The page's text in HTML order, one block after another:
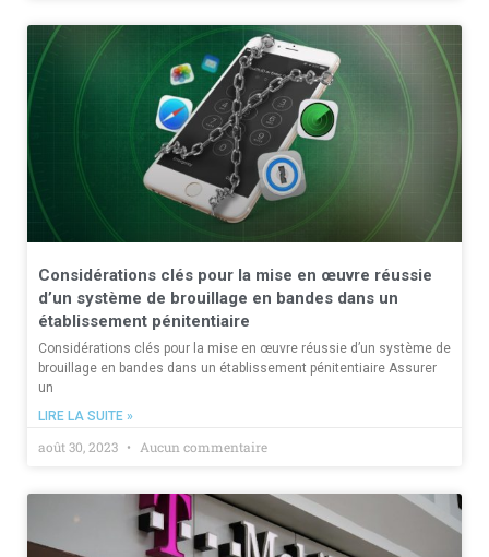
Considérations clés pour la mise en œuvre réussie
d’un système de brouillage en bandes dans un
établissement pénitentiaire
Considérations clés pour la mise en œuvre réussie d’un système de
brouillage en bandes dans un établissement pénitentiaire Assurer
un
LIRE LA SUITE »
août 30, 2023 Aucun commentaire